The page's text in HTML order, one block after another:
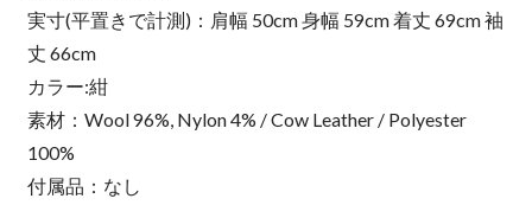
実寸(平置きで計測)：肩幅 50cm 身幅 59cm 着丈 69cm 袖
丈 66cm
カラー:紺
素材：Wool 96%, Nylon 4% / Cow Leather / Polyester
100%
付属品：なし